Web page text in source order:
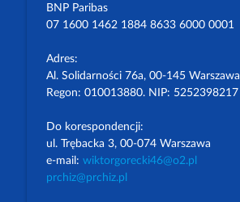
BNP Paribas
07 1600 1462 1884 8633 6000 0001
Adres:
Al. Solidarności 76a, 00-145 Warszawa
Regon: 010013880. NIP: 5252398217
Do korespondencji:
ul. Trębacka 3, 00-074 Warszawa
e-mail: wiktorgorecki46@o2.pl
prchiz@prchiz.pl